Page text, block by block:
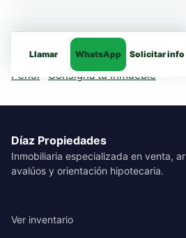
Llamar WhatsApp Solicitar info
Explora más inmuebles: Fincas
Casas·Apartamentos· Fincas en
Peñol
Consigna tu inmueble
Díaz Propiedades
Inmobiliaria especializada en venta,
avalúos y orientación hipotecaria.
Ver inventario